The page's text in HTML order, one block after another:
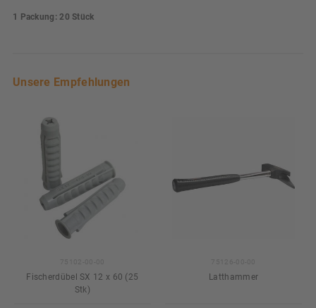
1 Packung: 20 Stück
Unsere Empfehlungen
Fischerdübel SX 12 x 60 (25
Stk)
Latthammer